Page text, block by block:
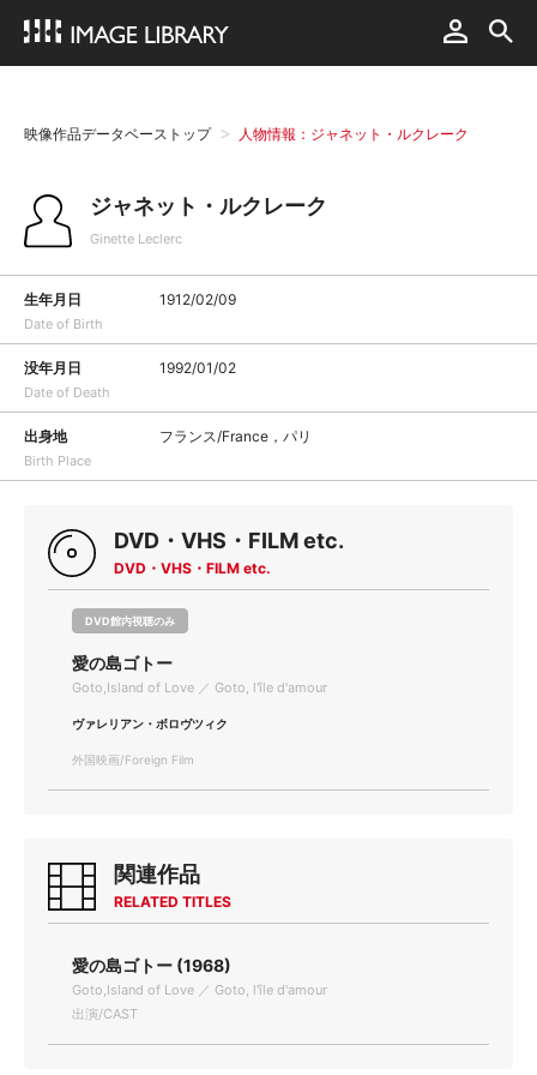
映像作品データベーストップ 人物情報：ジャネット・ルクレーク
ジャネット・ルクレーク
Ginette Leclerc
生年月日
Date of Birth
1912/02/09
没年月日
Date of Death
1992/01/02
出身地
Birth Place
フランス/France，パリ
DVD・VHS・FILM etc.
DVD・VHS・FILM etc.
DVD館内視聴のみ
愛の島ゴトー
Goto,Island of Love ／ Goto, l'île d'amour
ヴァレリアン・ボロヴツィク
外国映画/Foreign Film
関連作品
RELATED TITLES
愛の島ゴトー (1968)
Goto,Island of Love ／ Goto, l'île d'amour
出演/CAST